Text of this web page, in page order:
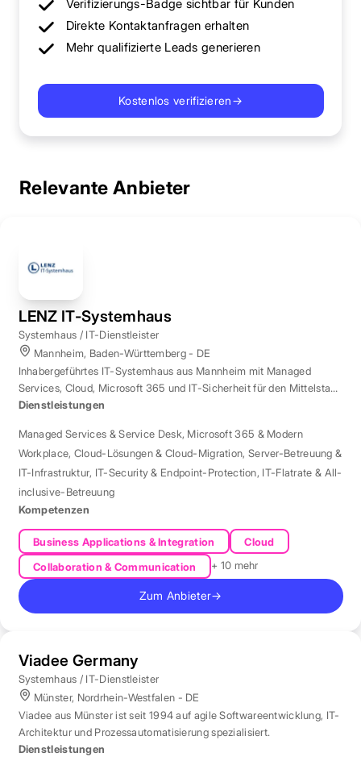
Verifizierungs-Badge sichtbar für Kunden
Direkte Kontaktanfragen erhalten
Mehr qualifizierte Leads generieren
Kostenlos verifizieren→
Relevante Anbieter
LENZ IT-Systemhaus
Systemhaus / IT-Dienstleister
Mannheim, Baden-Württemberg - DE
Inhabergeführtes IT-Systemhaus aus Mannheim mit Managed
Services, Cloud, Microsoft 365 und IT-Sicherheit für den Mittelstand
der Region Rhein-Neckar.
Dienstleistungen
Managed Services & Service Desk, Microsoft 365 & Modern
Workplace, Cloud-Lösungen & Cloud-Migration, Server-Betreuung &
IT-Infrastruktur, IT-Security & Endpoint-Protection, IT-Flatrate & All-
inclusive-Betreuung
Kompetenzen
Business Applications & Integration
Cloud
Collaboration & Communication
+ 10 mehr
Zum Anbieter→
Viadee Germany
Systemhaus / IT-Dienstleister
Münster, Nordrhein-Westfalen - DE
Viadee aus Münster ist seit 1994 auf agile Softwareentwicklung, IT-
Architektur und Prozessautomatisierung spezialisiert.
Dienstleistungen